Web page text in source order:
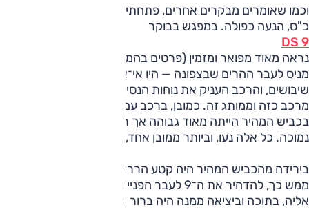
כ"ס, הנעה כפולה. במפגש בבוקר
DS 9
נראה מאוד מפואר ומזמין (פרטים בהמשך). בהמשך — ביציאה
מניס לעבר ההרים שבצפונה — היו אי־אלה פסי הרעדה וקצת
שיבושים, והרכב העניק את נוחות הנסיעה הנדרשת, כנדרש
מרכב כזה וממותג זה. כמובן, ברכב עם נתונים כאלה, המהירות
בכביש המהיר הייתה מאוד גבוהה אך רמת הרעש בהחלט
נמוכה. כל אלה נעו, וביותר ממובן אחד, בין הצפוי לנדרש.
בירידה מהכביש המהיר היה קטע הררי, מתפתל, כך שהתבקש,
ממש כך, להדהיר את ה־9 לעבר הפנייה. אלא שעם הכניסה
אליה, בתוכה וביציאה ממנה היה ברור שקורה כאן משהו שלא